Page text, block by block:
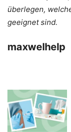
überlegen,
geeignet sind.
maxwelhelp